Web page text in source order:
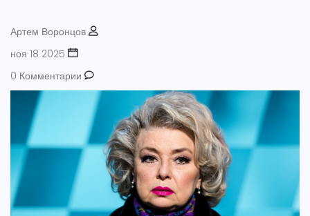
Артем Воронцов
ноя 18 2025
0 Комментарии